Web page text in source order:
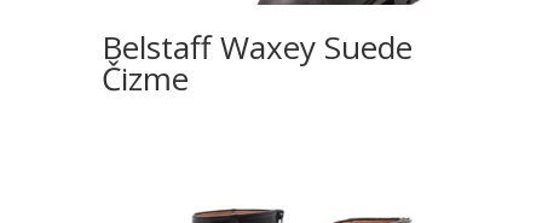
Belstaff Waxey Suede
Čizme